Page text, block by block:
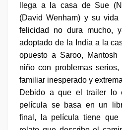
llega a la casa de Sue
(David Wenham) y su vida
felicidad no dura mucho,
adoptado de la India a la
opuesto a Saroo,
niño con problemas
familiar inesperado y
Debido a que el trailer lo
película se basa en un
final, la película tiene que